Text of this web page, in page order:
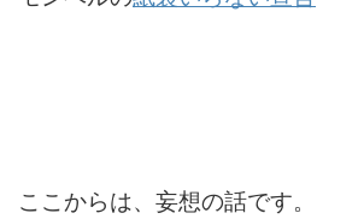
ここからは、妄想の話です。